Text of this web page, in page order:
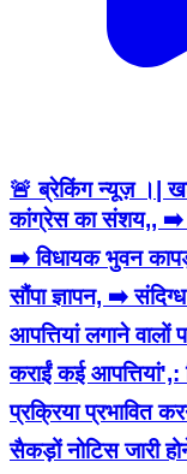
🚨 ब्रेकिंग न्यूज़ ।|
कांग्रेस का संशय,, ➡️
➡️ विधायक भुवन
सौंपा ज्ञापन, ➡️
आपत्तियां लगाने
कराईं कई
प्रक्रिया प्रभावित
सैकड़ों नोटिस जारी